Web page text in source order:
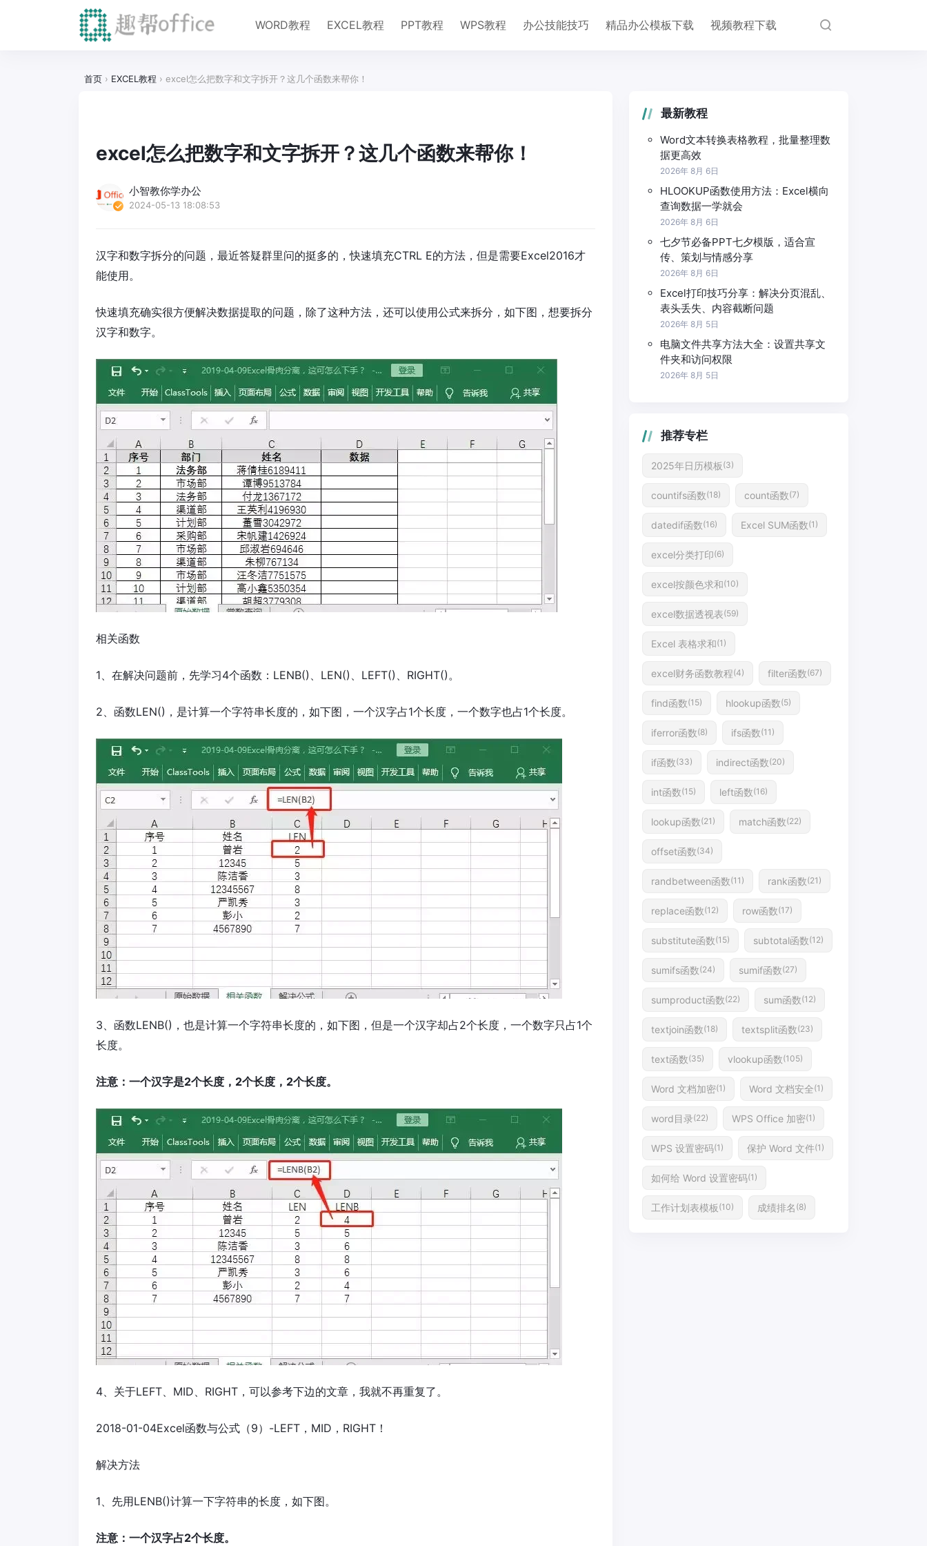
WORD教程 EXCEL教程 PPT教程 WPS教程 办公技能技巧 精品办公模板下载 视频教程下载
首页 › EXCEL教程 › excel怎么把数字和文字拆开？这几个函数来帮你！
excel怎么把数字和文字拆开？这几个函数来帮你！
小智教你学办公
2024-05-13 18:08:53
汉字和数字拆分的问题，最近答疑群里问的挺多的，快速填充CTRL E的方法，但是需要Excel2016才
能使用。
快速填充确实很方便解决数据提取的问题，除了这种方法，还可以使用公式来拆分，如下图，想要拆分
汉字和数字。
相关函数
1、在解决问题前，先学习4个函数：LENB()、LEN()、LEFT()、RIGHT()。
2、函数LEN()，是计算一个字符串长度的，如下图，一个汉字占1个长度，一个数字也占1个长度。
3、函数LENB()，也是计算一个字符串长度的，如下图，但是一个汉字却占2个长度，一个数字只占1个
长度。
注意：一个汉字是2个长度，2个长度，2个长度。
4、关于LEFT、MID、RIGHT，可以参考下边的文章，我就不再重复了。
2018-01-04Excel函数与公式（9）-LEFT，MID，RIGHT！
解决方法
1、先用LENB()计算一下字符串的长度，如下图。
注意：一个汉字占2个长度。
最新教程
Word文本转换表格教程，批量整理数
据更高效
2026年 8月 6日
HLOOKUP函数使用方法：Excel横向
查询数据一学就会
2026年 8月 6日
七夕节必备PPT七夕模版，适合宣
传、策划与情感分享
2026年 8月 6日
Excel打印技巧分享：解决分页混乱、
表头丢失、内容截断问题
2026年 8月 5日
电脑文件共享方法大全：设置共享文
件夹和访问权限
2026年 8月 5日
推荐专栏
2025年日历模板 (3)
countifs函数(18) count函数(7)
datedif函数(16) Excel SUM函数(1)
excel分类打印(6)
excel按颜色求和(10)
excel数据透视表(59)
Excel 表格求和(1)
excel财务函数教程(4) filter函数(67)
find函数(15) hlookup函数(5)
iferror函数(8) ifs函数(11)
if函数(33) indirect函数(20)
int函数(15) left函数(16)
lookup函数(21) match函数(22)
offset函数(34)
randbetween函数(11) rank函数(21)
replace函数(12) row函数(17)
substitute函数(15) subtotal函数(12)
sumifs函数(24) sumif函数(27)
sumproduct函数(22) sum函数(12)
textjoin函数(18) textsplit函数(23)
text函数(35) vlookup函数(105)
Word 文档加密(1) Word 文档安全(1)
word目录(22) WPS Office 加密(1)
WPS 设置密码(1) 保护 Word 文件(1)
如何给 Word 设置密码(1)
工作计划表模板 (10) 成绩排名 (8)